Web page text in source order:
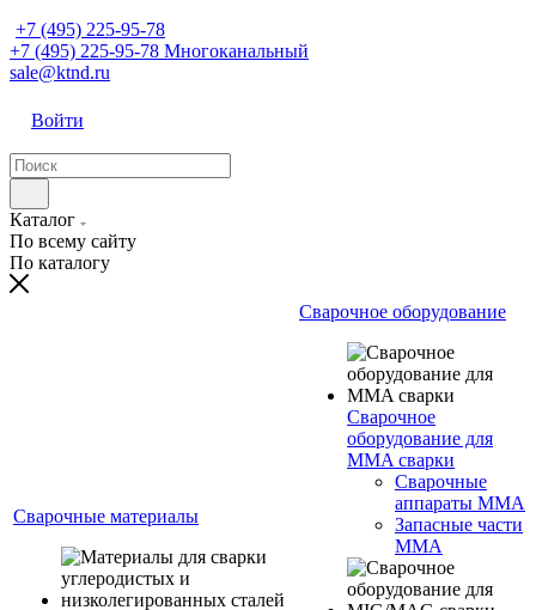
+7 (495) 225-95-78
+7 (495) 225-95-78 Многоканальный
sale@ktnd.ru
Войти
Каталог
По всему сайту
По каталогу
Сварочные материалы
Сварочное оборудование
Сварочное
оборудование для
MMA сварки
Сварочные
аппараты MMA
Запасные части
MMA